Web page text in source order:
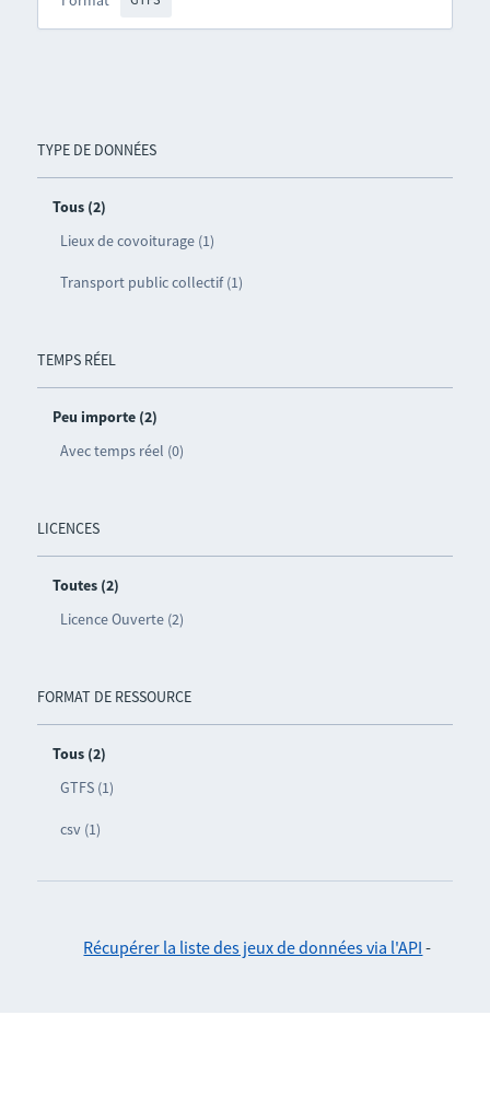
TYPE DE DONNÉES
Tous (2)
Lieux de covoiturage (1)
Transport public collectif (1)
TEMPS RÉEL
Peu importe (2)
Avec temps réel (0)
LICENCES
Toutes (2)
Licence Ouverte (2)
FORMAT DE RESSOURCE
Tous (2)
GTFS (1)
csv (1)
Récupérer la liste des jeux de données via l'API -